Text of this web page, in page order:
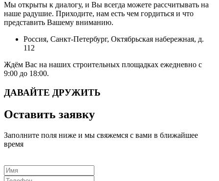
Мы открыты к диалогу, и Вы всегда можете рассчитывать на
наше радушие. Приходите, нам есть чем гордиться и что
представить Вашему вниманию.
Россия, Санкт-Петербург, Октябрьская набережная, д.
112
Ждём Вас на наших строительных площадках ежедневно с
9:00 до 18:00.
ДАВАЙТЕ ДРУЖИТЬ
Оставить заявку
Заполните поля ниже и мы свяжемся с вами в ближайшее
время